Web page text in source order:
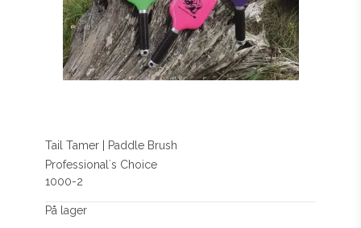
Tail Tamer | Paddle Brush
Professional´s Choice
1000-2
På lager